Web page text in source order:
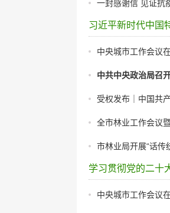
一封感谢信 见证抗
习近平新时代中国
中央城市工作会议
中共中央政治局召
受权发布｜中国共
全市林业工作会议
市林业局开展“话传
学习贯彻党的二十
中央城市工作会议